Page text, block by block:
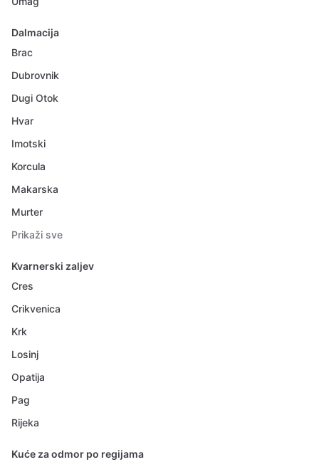
Dalmacija
Brac
Dubrovnik
Dugi Otok
Hvar
Imotski
Korcula
Makarska
Murter
Prikaži sve
Kvarnerski zaljev
Cres
Crikvenica
Krk
Losinj
Opatija
Pag
Rijeka
Kuće za odmor po regijama